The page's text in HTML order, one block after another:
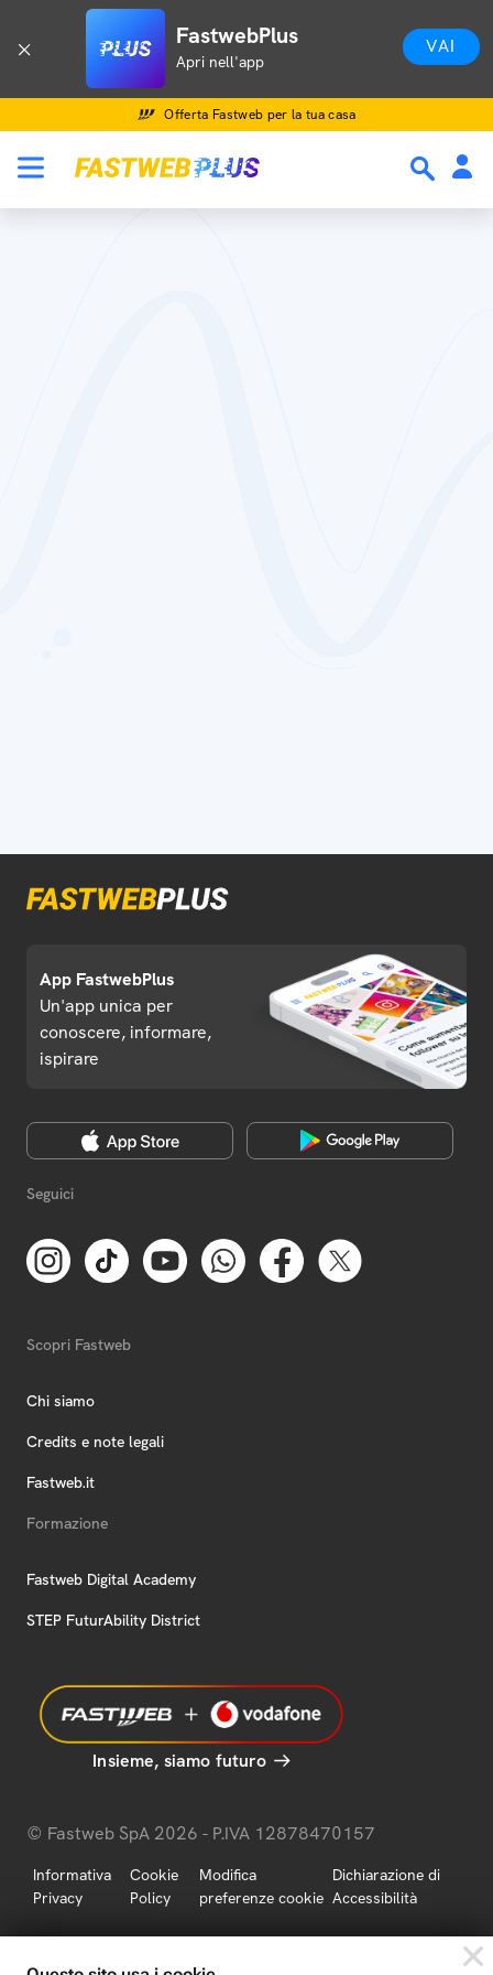
FastwebPlus
Apri nell'app
VAI
Offerta Fastweb per la tua casa
App FastwebPlus
Un'app unica per
conoscere, informare,
ispirare
Seguici
Scopri Fastweb
Chi siamo
Credits e note legali
Fastweb.it
Formazione
Fastweb Digital Academy
STEP FuturAbility District
Insieme, siamo futuro
© Fastweb SpA 2026 - P.IVA 12878470157
Informativa
Privacy
Cookie
Policy
Modifica
preferenze cookie
Dichiarazione di
Accessibilità